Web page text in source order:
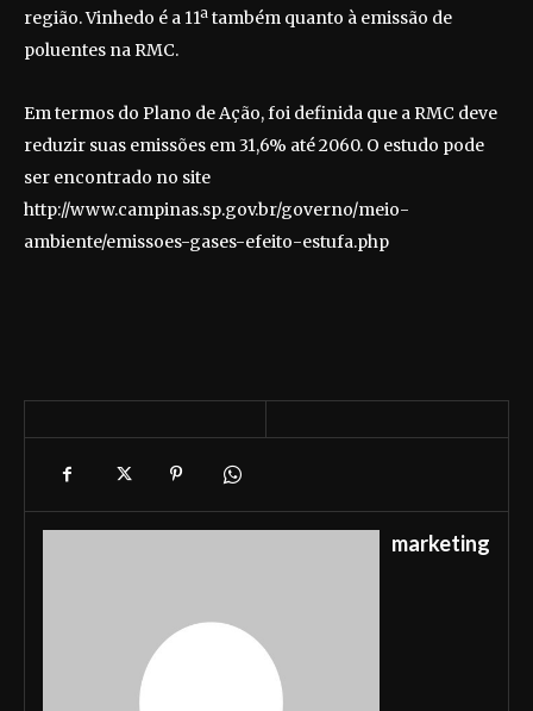
região. Vinhedo é a 11ª também quanto à emissão de
poluentes na RMC.
Em termos do Plano de Ação, foi definida que a RMC deve
reduzir suas emissões em 31,6% até 2060. O estudo pode
ser encontrado no site
http://www.campinas.sp.gov.br/governo/meio-
ambiente/emissoes-gases-efeito-estufa.php
marketing